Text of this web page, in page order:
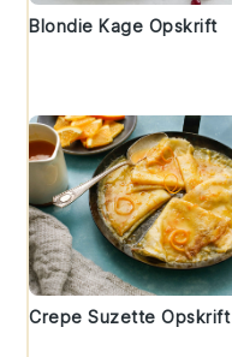
Blondie Kage Opskrift
Crepe Suzette Opskrift